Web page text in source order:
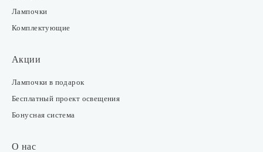
Лампочки
Комплектующие
Акции
Лампочки в подарок
Бесплатный проект освещения
Бонусная система
О нас